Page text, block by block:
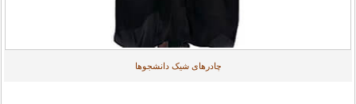
چادرهای شیک دانشجوها